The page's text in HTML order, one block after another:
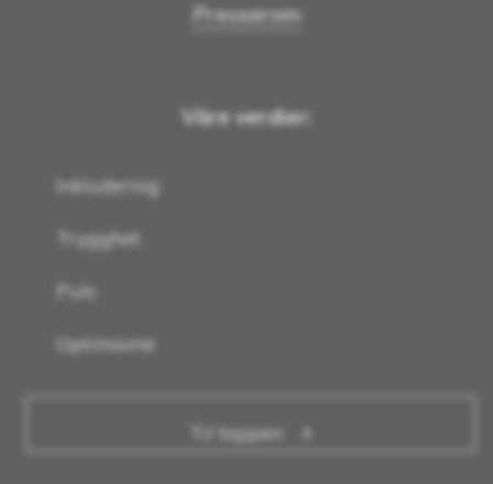
Presserom
Våre verdier:
Inkludering
Trygghet
Puls
Optimisme
Til toppen